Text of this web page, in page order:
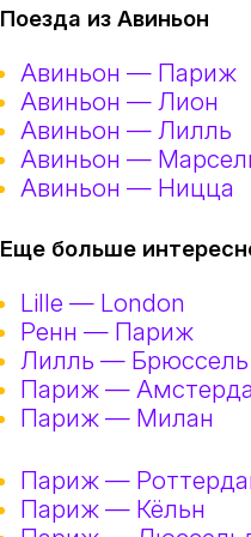
Поезда из Авиньон
Авиньон — Париж
Авиньон — Лион
Авиньон — Лилль
Авиньон —
Авиньон — Ницца
Еще больше
Lille — London
Ренн — Париж
Лилль — Брюссель
Париж —
Париж — Милан
Париж —
Париж — Кёльн